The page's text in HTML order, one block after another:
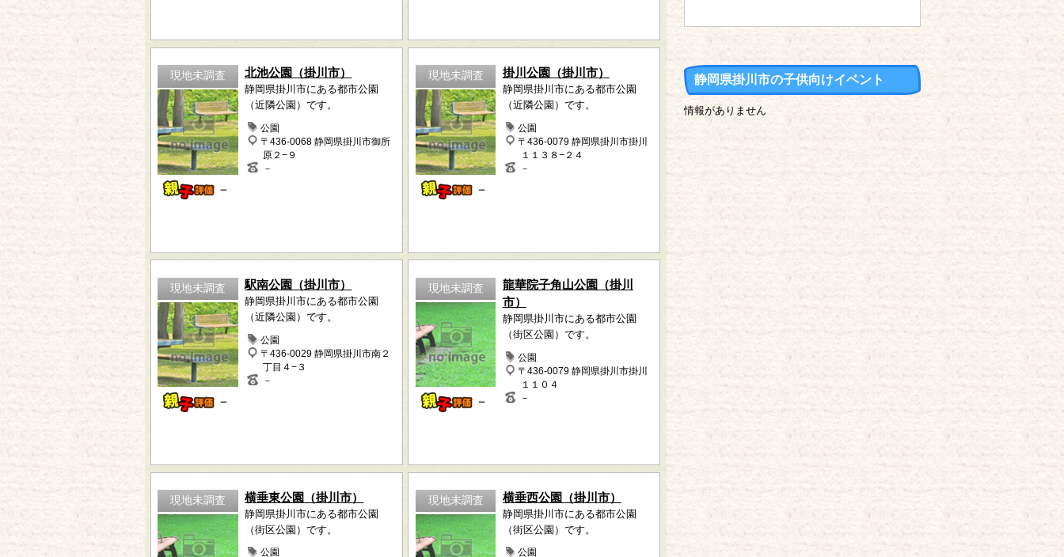
現地未調査
－
北池公園（掛川市）
静岡県掛川市にある都市公園
（近隣公園）です。
公園
〒436-0068 静岡県掛川市御所
原２−９
－
現地未調査
－
掛川公園（掛川市）
静岡県掛川市にある都市公園
（近隣公園）です。
公園
〒436-0079 静岡県掛川市掛川
１１３８−２４
－
現地未調査
－
駅南公園（掛川市）
静岡県掛川市にある都市公園
（近隣公園）です。
公園
〒436-0029 静岡県掛川市南２
丁目４−３
－
現地未調査
－
龍華院子角山公園（掛川
市）
静岡県掛川市にある都市公園
（街区公園）です。
公園
〒436-0079 静岡県掛川市掛川
１１０４
－
現地未調査 横垂東公園（掛川市）
静岡県掛川市にある都市公園
（街区公園）です。
公園
現地未調査 横垂西公園（掛川市）
静岡県掛川市にある都市公園
（街区公園）です。
公園
静岡県掛川市の子供向けイベント
情報がありません